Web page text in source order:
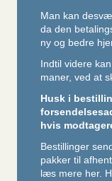
Man kan
da den
ny og bedre
Indtil videre
maner, ved at
Husk i
hvis
Bestillinger
pakker til
læs mere her.